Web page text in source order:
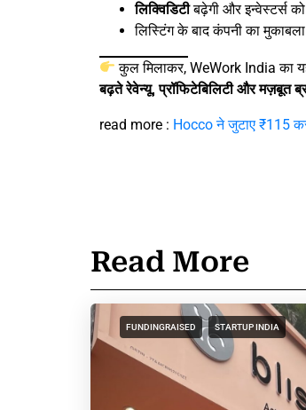
लिक्विडिटीबढ़ेगी और इन्वेस्टर्स
लिस्टिंग के बाद कंपनी का
कुल मिलाकर, WeWork India का
बढ़ते रेवेन्यू, प्रॉफिटेबिलिटी और मज़बूत
read more : Hocco ने जुटाए ₹115
Read More
FUNDINGRAISED STARTUP INDIA